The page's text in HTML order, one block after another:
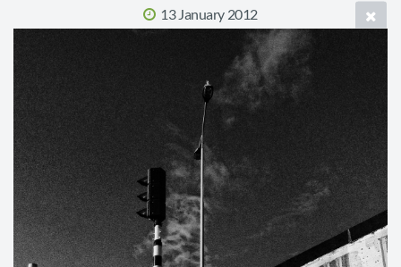
13 January 2012